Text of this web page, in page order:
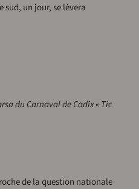
sud, un jour, se lèvera
du Carnaval de Cadix « Tic
de la question nationale